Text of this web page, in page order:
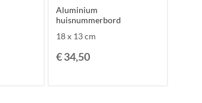
Aluminium
huisnummerbord
18 x 13 cm
€ 34,50